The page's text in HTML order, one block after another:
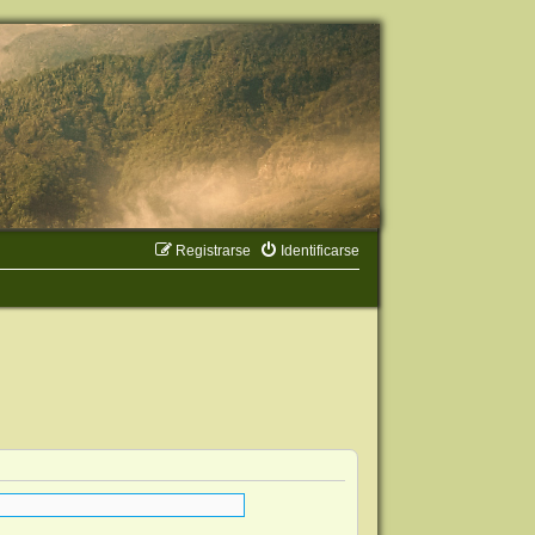
Identificarse
Registrarse